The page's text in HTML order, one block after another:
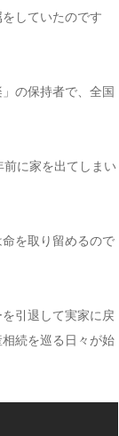
していたのです
の保持者で、全国
に家を出てしまい
を取り留めるので
引退して実家に戻
続を巡る日々が始